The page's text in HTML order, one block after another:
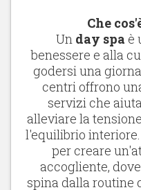
Che
Un day spa è
benessere e alla
godersi una
centri offrono
servizi che
alleviare la
l'equilibrio
per creare
accogliente,
spina dalla routine